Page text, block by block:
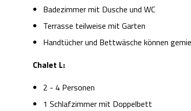
Badezimmer mit Dusche und WC
Terrasse teilweise mit Garten
Handtücher und Bettwäsche können
Chalet L:
2 - 4 Personen
1 Schlafzimmer mit Doppelbett